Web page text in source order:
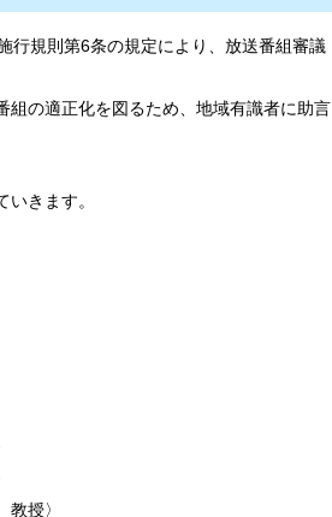
行規則第6条の規定により、放送番組審議
組の適正化を図るため、地域有識者に助言
きます。
授〉